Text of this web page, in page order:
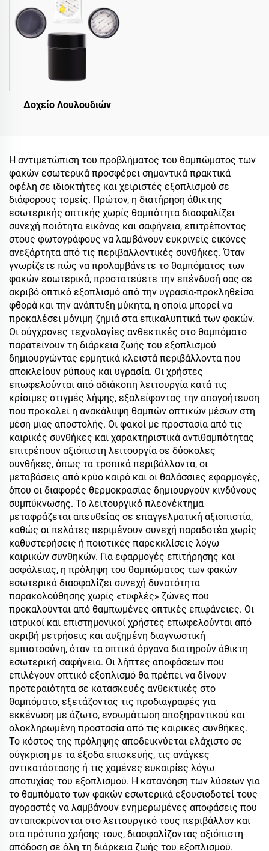
Δοχείο Λουλουδιών
Η αντιμετώπιση του προβλήματος του θαμπώματος των
φακών εσωτερικά προσφέρει σημαντικά πρακτικά
οφέλη σε ιδιοκτήτες και χειριστές εξοπλισμού σε
διάφορους τομείς. Πρώτον, η διατήρηση άθικτης
εσωτερικής οπτικής χωρίς θαμπότητα διασφαλίζει
συνεχή ποιότητα εικόνας και σαφήνεια, επιτρέποντας
στους φωτογράφους να λαμβάνουν ευκρινείς εικόνες
ανεξάρτητα από τις περιβαλλοντικές συνθήκες. Όταν
γνωρίζετε πώς να προλαμβάνετε το θαμπόματος των
φακών εσωτερικά, προστατεύετε την επένδυσή σας σε
ακριβό οπτικό εξοπλισμό από την υγρασία-προκληθείσα
φθορά και την ανάπτυξη μύκητα, η οποία μπορεί να
προκαλέσει μόνιμη ζημιά στα επικαλυπτικά των φακών.
Οι σύγχρονες τεχνολογίες ανθεκτικές στο θαμπόματο
παρατείνουν τη διάρκεια ζωής του εξοπλισμού
δημιουργώντας ερμητικά κλειστά περιβάλλοντα που
αποκλείουν ρύπους και υγρασία. Οι χρήστες
επωφελούνται από αδιάκοπη λειτουργία κατά τις
κρίσιμες στιγμές λήψης, εξαλείφοντας την απογοήτευση
που προκαλεί η ανακάλυψη θαμπών οπτικών μέσων στη
μέση μιας αποστολής. Οι φακοί με προστασία από τις
καιρικές συνθήκες και χαρακτηριστικά αντιθαμπότητας
επιτρέπουν αξιόπιστη λειτουργία σε δύσκολες
συνθήκες, όπως τα τροπικά περιβάλλοντα, οι
μεταβάσεις από κρύο καιρό και οι θαλάσσιες εφαρμογές,
όπου οι διαφορές θερμοκρασίας δημιουργούν κινδύνους
συμπύκνωσης. Το λειτουργικό πλεονέκτημα
μεταφράζεται απευθείας σε επαγγελματική αξιοπιστία,
καθώς οι πελάτες περιμένουν συνεχή παραδοτέα χωρίς
καθυστερήσεις ή ποιοτικές παρεκκλίσεις λόγω
καιρικών συνθηκών. Για εφαρμογές επιτήρησης και
ασφάλειας, η πρόληψη του θαμπώματος των φακών
εσωτερικά διασφαλίζει συνεχή δυνατότητα
παρακολούθησης χωρίς «τυφλές» ζώνες που
προκαλούνται από θαμπωμένες οπτικές επιφάνειες. Οι
ιατρικοί και επιστημονικοί χρήστες επωφελούνται από
ακριβή μετρήσεις και αυξημένη διαγνωστική
εμπιστοσύνη, όταν τα οπτικά όργανα διατηρούν άθικτη
εσωτερική σαφήνεια. Οι λήπτες αποφάσεων που
επιλέγουν οπτικό εξοπλισμό θα πρέπει να δίνουν
προτεραιότητα σε κατασκευές ανθεκτικές στο
θαμπόματο, εξετάζοντας τις προδιαγραφές για
εκκένωση με άζωτο, ενσωμάτωση αποξηραντικού και
ολοκληρωμένη προστασία από τις καιρικές συνθήκες.
Το κόστος της πρόληψης αποδεικνύεται ελάχιστο σε
σύγκριση με τα έξοδα επισκευής, τις ανάγκες
αντικατάστασης ή τις χαμένες ευκαιρίες λόγω
αποτυχίας του εξοπλισμού. Η κατανόηση των λύσεων για
το θαμπόματο των φακών εσωτερικά εξουσιοδοτεί τους
αγοραστές να λαμβάνουν ενημερωμένες αποφάσεις που
ανταποκρίνονται στο λειτουργικό τους περιβάλλον και
στα πρότυπα χρήσης τους, διασφαλίζοντας αξιόπιστη
απόδοση σε όλη τη διάρκεια ζωής του εξοπλισμού.